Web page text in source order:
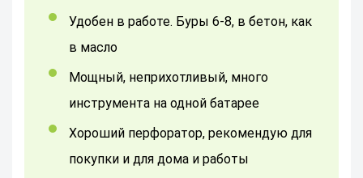
Удобен в работе. Буры 6-8, в бетон, как
в масло
мощный, неприхотливый, много
инструмента на одной батарее
Хороший перфоратор, рекомендую для
покупки и для дома и работы